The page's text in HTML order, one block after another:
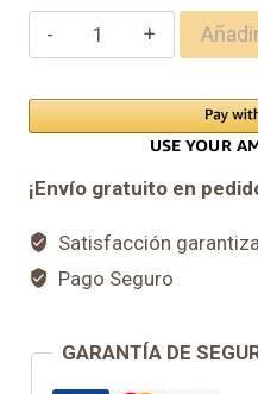
desde
1,50€
hasta
5,00€
Semillas
de
cantidad
¡Envío gratuito en
Satisfacción
Pago Seguro
GARANTÍA DE